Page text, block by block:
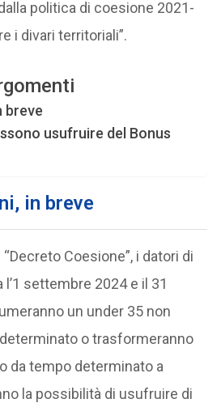
politica di coesione 2021-
i divari territoriali”.
breve
usufruire del Bonus
in breve
“Decreto Coesione”, i datori di
settembre 2024 e il 31
un under 35 non
o trasformeranno
da tempo determinato a
la possibilità di usufruire di